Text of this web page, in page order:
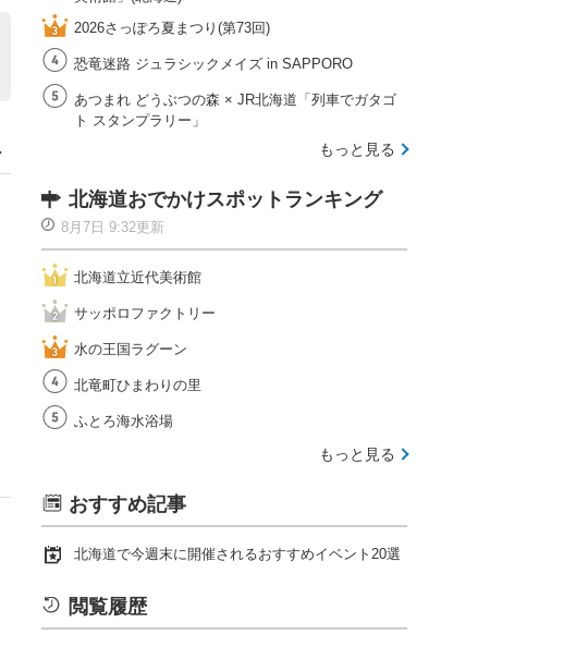
2026さっぽろ夏まつり(第73回)
恐竜迷路 ジュラシックメイズ in SAPPORO
あつまれ どうぶつの森 × JR北海道「列車でガタゴ
ト スタンプラリー」
もっと見る
北海道おでかけスポットランキング
8月7日 9:32更新
北海道立近代美術館
サッポロファクトリー
水の王国ラグーン
北竜町ひまわりの里
ふとろ海水浴場
もっと見る
おすすめ記事
北海道で今週末に開催されるおすすめイベント20選
閲覧履歴